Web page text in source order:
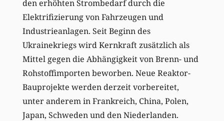
den erhöhten Strombedarf durch die
Elektrifizierung von Fahrzeugen und
Industrieanlagen. Seit Beginn des
Ukrainekriegs wird Kernkraft zusätzlich als
Mittel gegen die Abhängigkeit von Brenn- und
Rohstoffimporten beworben. Neue Reaktor-
Bauprojekte werden derzeit vorbereitet,
unter anderem in Frankreich, China, Polen,
Japan, Schweden und den Niederlanden.